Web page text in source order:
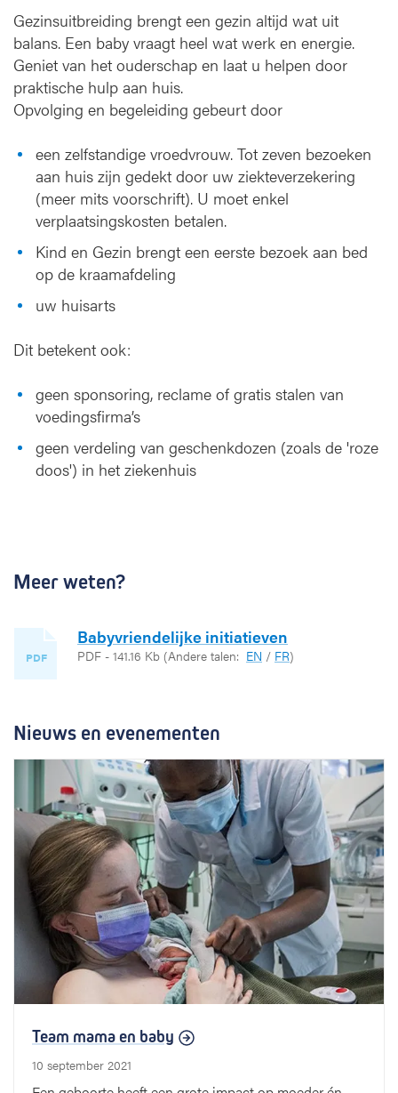
Gezinsuitbreiding brengt een gezin altijd wat uit
balans. Een baby vraagt heel wat werk en energie.
Geniet van het ouderschap en laat u helpen door
praktische hulp aan huis.
Opvolging en begeleiding gebeurt door
een zelfstandige vroedvrouw. Tot zeven bezoeken
aan huis zijn gedekt door uw ziekteverzekering
(meer mits voorschrift). U moet enkel
verplaatsingskosten betalen.
Kind en Gezin brengt een eerste bezoek aan bed
op de kraamafdeling
uw huisarts
Dit betekent ook:
geen sponsoring, reclame of gratis stalen van
voedingsfirma’s
geen verdeling van geschenkdozen (zoals de 'roze
doos') in het ziekenhuis
Meer weten?
PDF
Babyvriendelijke initiatieven
PDF - 141.16 Kb (Andere talen: EN / FR)
Nieuws en evenementen
Team mama en baby
10 september 2021